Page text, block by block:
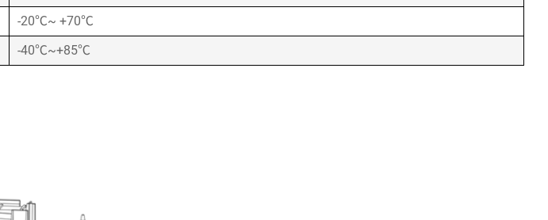
-20℃~ +70℃
-40℃~+85℃